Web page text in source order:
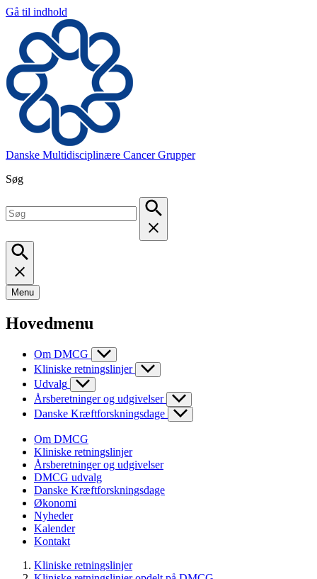
Gå til indhold
Danske Multidisciplinære Cancer Grupper
Søg
Menu
Hovedmenu
Om DMCG
Kliniske retningslinjer
Udvalg
Årsberetninger og udgivelser
Danske Kræftforskningsdage
Om DMCG
Kliniske retningslinjer
Årsberetninger og udgivelser
DMCG udvalg
Danske Kræftforskningsdage
Økonomi
Nyheder
Kalender
Kontakt
Kliniske retningslinjer